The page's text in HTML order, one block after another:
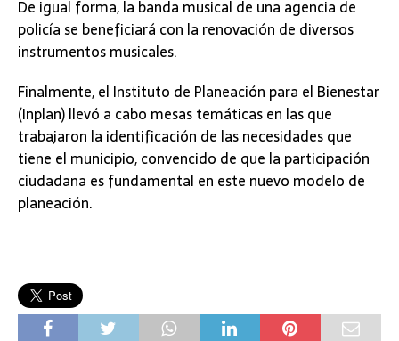
De igual forma, la banda musical de una agencia de
policía se beneficiará con la renovación de diversos
instrumentos musicales.
Finalmente, el Instituto de Planeación para el Bienestar
(Inplan) llevó a cabo mesas temáticas en las que
trabajaron la identificación de las necesidades que
tiene el municipio, convencido de que la participación
ciudadana es fundamental en este nuevo modelo de
planeación.